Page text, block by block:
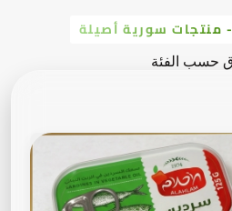
منتجات سورية أصيلة
حسب الفئة